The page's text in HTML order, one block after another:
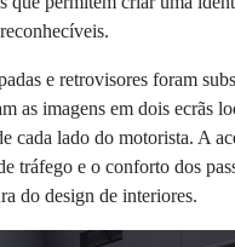
e retrovisores foram
as imagens em dois ecrãs
cada lado do motorista. A
tráfego e o conforto dos
do design de interiores.